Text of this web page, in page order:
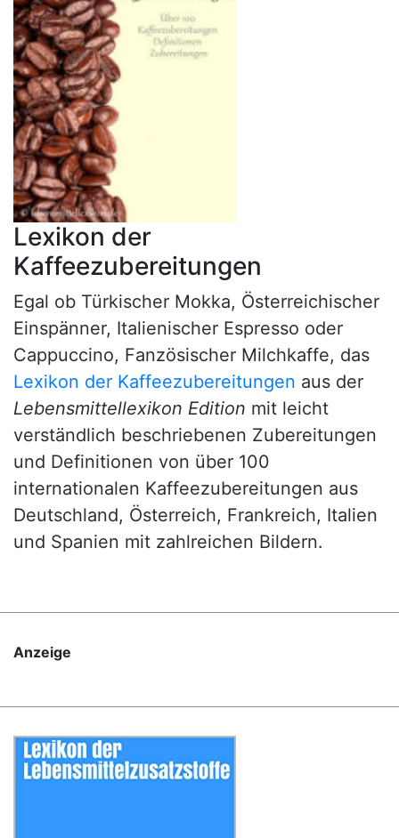
Lexikon der
Kaffeezubereitungen
Egal ob Türkischer Mokka, Österreichischer
Einspänner, Italienischer Espresso oder
Cappuccino, Fanzösischer Milchkaffe, das
Lexikon der Kaffeezubereitungen aus der
Lebensmittellexikon Edition mit leicht
verständlich beschriebenen Zubereitungen
und Definitionen von über 100
internationalen Kaffeezubereitungen aus
Deutschland, Österreich, Frankreich, Italien
und Spanien mit zahlreichen Bildern.
Anzeige